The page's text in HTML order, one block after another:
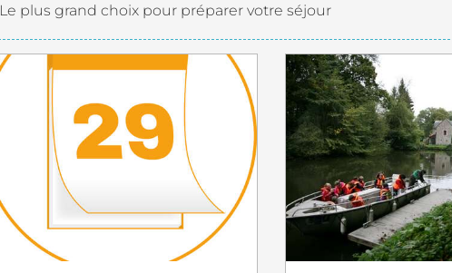
Le plus grand choix pour préparer votre séjour